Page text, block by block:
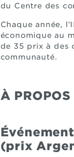
du Centre des
Chaque année,
économique au
de 35 prix à des
communauté.
À
(prix